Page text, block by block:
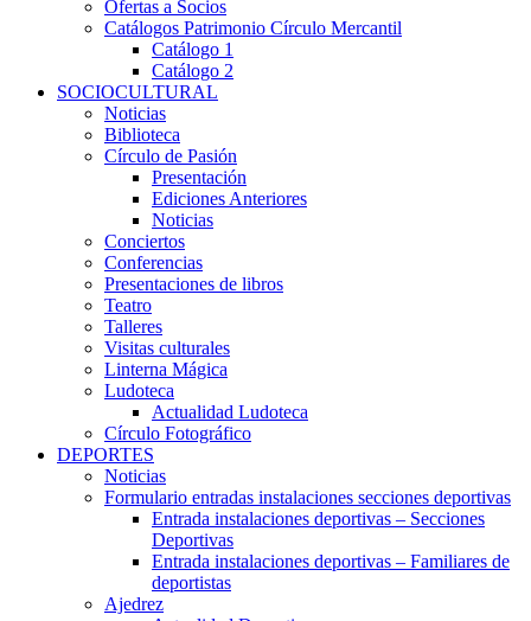
Ofertas a Socios
Catálogos Patrimonio Círculo Mercantil
Catálogo 1
Catálogo 2
SOCIOCULTURAL
Noticias
Biblioteca
Círculo de Pasión
Presentación
Ediciones Anteriores
Noticias
Conciertos
Conferencias
Presentaciones de libros
Teatro
Talleres
Visitas culturales
Linterna Mágica
Ludoteca
Actualidad Ludoteca
Círculo Fotográfico
DEPORTES
Noticias
Formulario entradas instalaciones secciones deportivas
Entrada instalaciones deportivas – Secciones
Deportivas
Entrada instalaciones deportivas – Familiares de
deportistas
Ajedrez